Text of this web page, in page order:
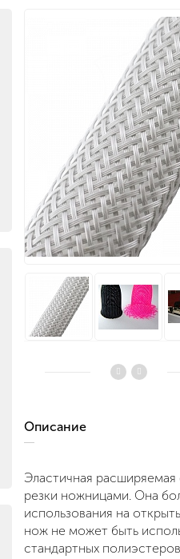
Описание
Эластичная расширяемая
резки ножницами. Она
использования на
нож не может быть
стандартных